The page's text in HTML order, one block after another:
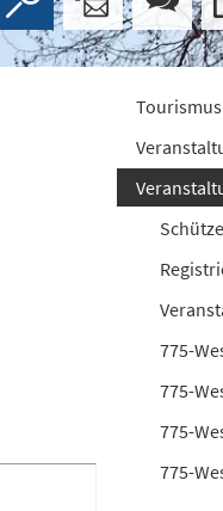
775-
775-
775-
775-